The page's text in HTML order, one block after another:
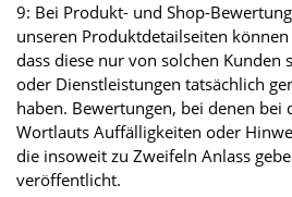
9: Bei Produkt- und Shop-
unseren Produktdetailseiten
dass diese nur von solchen Kunden
oder Dienstleistungen tatsächlich
haben. Bewertungen, bei denen bei
Wortlauts Auffälligkeiten oder
die insoweit zu Zweifeln Anlass
veröffentlicht.